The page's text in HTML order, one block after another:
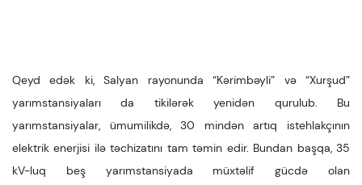
Qeyd edək ki, Salyan rayonunda “Kərimbəyli” və “Xurşud”
yarımstansiyaları da tikilərək yenidən qurulub. Bu
yarımstansiyalar, ümumilikdə, 30 mindən artıq istehlakçının
elektrik enerjisi ilə təchizatını tam təmin edir. Bundan başqa, 35
kV-luq beş yarımstansiyada müxtəlif gücdə olan